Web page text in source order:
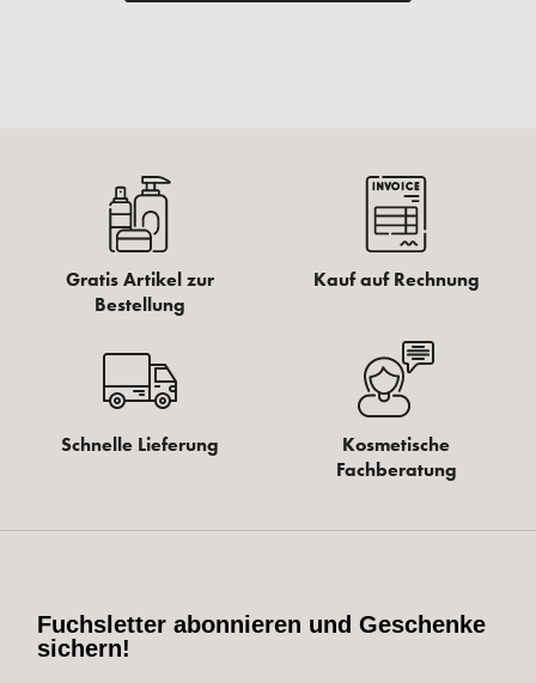
Gratis Artikel zur
Bestellung
Kauf auf Rechnung
Schnelle Lieferung
Kosmetische
Fachberatung
Fuchsletter abonnieren und Geschenke
sichern!